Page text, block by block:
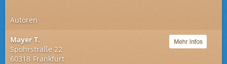
Autoren
Mayer T.
Spohrstraße 22
60318 Frankfurt